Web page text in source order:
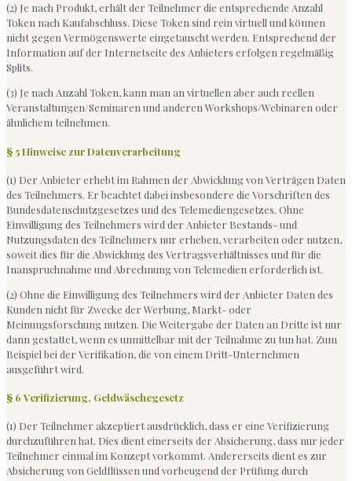
(2) Je nach Produkt, erhält der Teilnehmer die entsprechende Anzahl
Token nach Kaufabschluss. Diese Token sind rein virtuell und können
nicht gegen Vermögenswerte eingetauscht werden. Entsprechend der
Information auf der Internetseite des Anbieters erfolgen regelmäßig
Splits.
(3) Je nach Anzahl Token, kann man an virtuellen aber auch reellen
Veranstaltungen/Seminaren und anderen Workshops/Webinaren oder
ähnlichem teilnehmen.
§ 5 Hinweise zur Datenverarbeitung
(1) Der Anbieter erhebt im Rahmen der Abwicklung von Verträgen Daten
des Teilnehmers. Er beachtet dabei insbesondere die Vorschriften des
Bundesdatenschutzgesetzes und des Telemediengesetzes. Ohne
Einwilligung des Teilnehmers wird der Anbieter Bestands- und
Nutzungsdaten des Teilnehmers nur erheben, verarbeiten oder nutzen,
soweit dies für die Abwicklung des Vertragsverhältnisses und für die
Inanspruchnahme und Abrechnung von Telemedien erforderlich ist.
(2) Ohne die Einwilligung des Teilnehmers wird der Anbieter Daten des
Kunden nicht für Zwecke der Werbung, Markt- oder
Meinungsforschung nutzen. Die Weitergabe der Daten an Dritte ist nur
dann gestattet, wenn es unmittelbar mit der Teilnahme zu tun hat. Zum
Beispiel bei der Verifikation, die von einem Dritt-Unternehmen
ausgeführt wird.
§ 6 Verifizierung, Geldwäschegesetz
(1) Der Teilnehmer akzeptiert ausdrücklich, dass er eine Verifizierung
durchzuführen hat. Dies dient einerseits der Absicherung, dass nur jeder
Teilnehmer einmal im Konzept vorkommt. Andererseits dient es zur
Absicherung von Geldflüssen und vorbeugend der Prüfung durch